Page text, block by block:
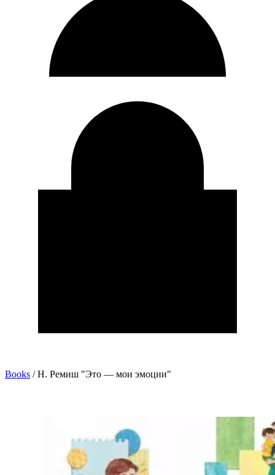
Books / Н. Ремиш "Это — мои эмоции"